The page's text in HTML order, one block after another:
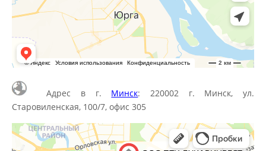
Адрес в г. Минск: 220002 г. Минск, ул.
Старовиленская, 100/7, офис 305